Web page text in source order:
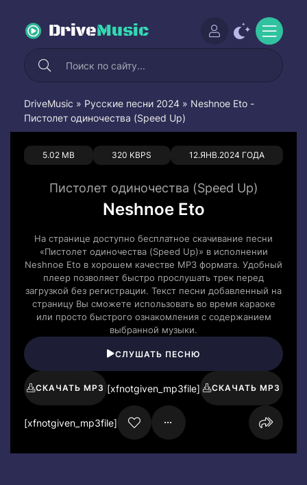
DriveMusic
DriveMusic » Русские песни 2024 » Neshnoe Eto -
Пистолет одиночества (Speed Up)
5.02 MB 320 KBPS 12.ЯНВ.2024 ГОДА
0 0
Пистолет одиночества (Speed Up)
Neshnoe Eto
На странице доступно бесплатное скачивание песни
«Пистолет одиночества (Speed Up)» в исполнении
Neshnoe Eto в хорошем качестве MP3 формата. Удобный
плеер позволяет быстро прослушать трек перед
загрузкой без регистрации. Текст песни добавленный на
страницу Вы сможете использовать во время караоке
или просто быстрого ознакомления с содержанием
выбранной музыки.
СЛУШАТЬ ПЕСНЮ
СКАЧАТЬ MP3 [xfnotgiven_mp3file] СКАЧАТЬ MP3
[xfnotgiven_mp3file]